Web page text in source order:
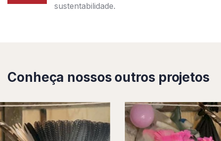
sustentabilidade.
Conheça nossos outros projetos